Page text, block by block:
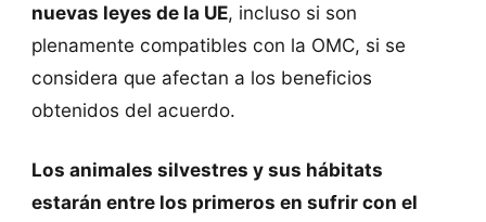
nuevas leyes de la UE, incluso si son
plenamente compatibles con la OMC, si se
considera que afectan a los beneficios
obtenidos del acuerdo.
Los animales silvestres y sus hábitats
estarán entre los primeros en sufrir con el